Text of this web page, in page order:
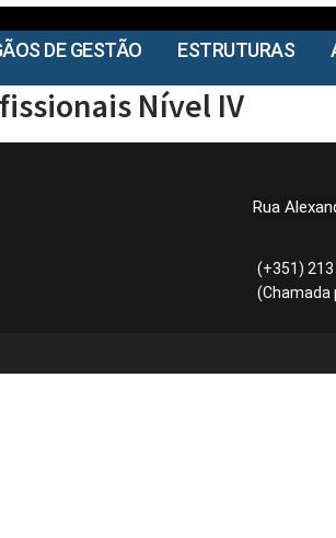
DE GESTÃO ESTRUTURAS
Nível IV
Rua
(+351)
(Chamada